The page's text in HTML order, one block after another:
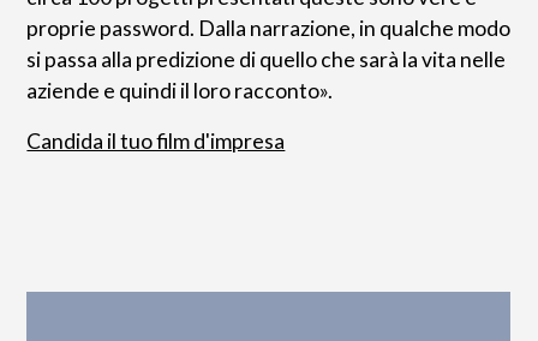
proprie password. Dalla narrazione, in qualche modo
si passa alla predizione di quello che sarà la vita nelle
aziende e quindi il loro racconto».
Candida il tuo film d'impresa